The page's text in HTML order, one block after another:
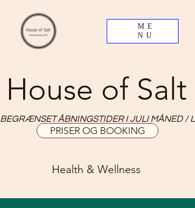
ME
NU
House of Salt
Health & Wellness
PRISER OG BOOKING
BEGRÆNSET ÅBNINGSTIDER I JULI MÅNED /